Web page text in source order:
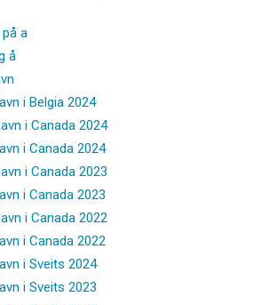
a
å
i Belgia 2024
i Canada 2024
i Canada 2024
i Canada 2023
i Canada 2023
i Canada 2022
i Canada 2022
i Sveits 2024
i Sveits 2023